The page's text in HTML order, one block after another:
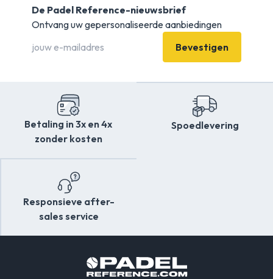
De Padel Reference-nieuwsbrief
Ontvang uw gepersonaliseerde aanbiedingen
Bevestigen
Betaling in 3x en 4x
zonder kosten
Spoedlevering
Responsieve after-
sales service